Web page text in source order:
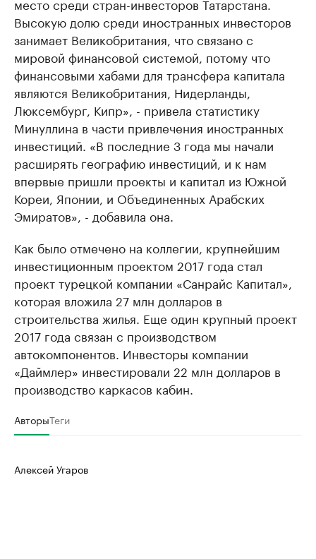
Высокую долю среди иностранных инвесторов
занимает Великобритания, что связано с
мировой финансовой системой, потому что
финансовыми хабами для трансфера капитала
являются Великобритания, Нидерланды,
Люксембург, Кипр», - привела статистику
Минуллина в части привлечения иностранных
инвестиций. «В последние 3 года мы начали
расширять географию инвестиций, и к нам
впервые пришли проекты и капитал из Южной
Кореи, Японии, и Объединенных Арабских
Эмиратов», - добавила она.
Как было отмечено на коллегии, крупнейшим
инвестиционным проектом 2017 года стал
проект турецкой компании «Санрайс Капитал»,
которая вложила 27 млн долларов в
строительства жилья. Еще один крупный проект
2017 года связан с производством
автокомпонентов. Инвесторы компании
«Даймлер» инвестировали 22 млн долларов в
производство каркасов кабин.
АвторыТеги
Алексей Угаров